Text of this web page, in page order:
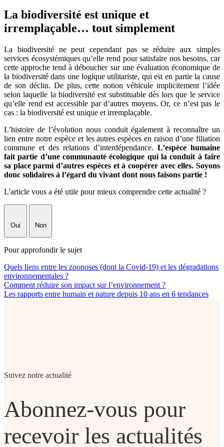
La biodiversité est unique et
irremplaçable… tout simplement
La biodiversité ne peut cependant pas se réduire aux simples
services écosystémiques qu’elle rend pour satisfaire nos besoins, car
cette approche tend à déboucher sur une évaluation économique de
la biodiversité dans une logique utilitariste, qui est en partie la cause
de son déclin. De plus, cette notion véhicule implicitement l’idée
selon laquelle la biodiversité est substituable dès lors que le service
qu’elle rend est accessible par d’autres moyens. Or, ce n’est pas le
cas : la biodiversité est unique et irremplaçable.
L’histoire de l’évolution nous conduit également à reconnaître un
lien entre notre espèce et les autres espèces en raison d’une filiation
commune et des relations d’interdépendance. L’espèce humaine
fait partie d’une communauté écologique qui la conduit à faire
sa place parmi d’autres espèces et à coopérer avec elles. Soyons
donc solidaires à l’égard du vivant dont nous faisons partie !
L'article vous a été utile pour mieux comprendre cette actualité ?
Oui Non
Pour approfondir le sujet
Quels liens entre les zoonoses (dont la Covid-19) et les dégradations
environnementales ?
Comment réduire son impact sur l’environnement ?
Les rapports entre humain et nature depuis 10 ans en 6 tendances
Suivez notre actualité
Abonnez-vous pour
recevoir les actualités